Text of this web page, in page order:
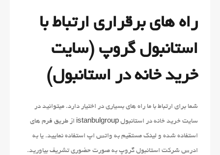
راه های برقراری ارتباط با
استانبول گروپ (سایت
خرید خانه در استانبول)
شما برای ارتباط با ما راه های بسیاری در اختیار دارد. میتوانید در
سایت خرید خانه در استانبول istanbulgroup از طریق فرم های
استفاده شده و لینک مستقیم به واتس اپ استفاده نمایید. یا به
ادرس شرکت استانبول گروپ به صورت حضوری تشریف بیاورید.